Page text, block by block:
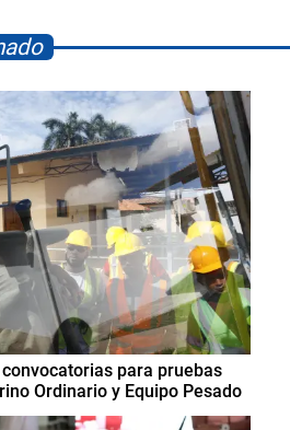
convocatorias para pruebas
Ordinario y Equipo Pesado